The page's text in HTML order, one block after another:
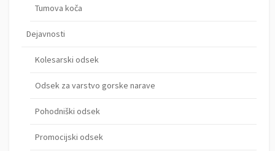
Tumova koča
Dejavnosti
Kolesarski odsek
Odsek za varstvo gorske narave
Pohodniški odsek
Promocijski odsek